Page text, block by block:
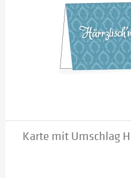
Karte mit Umschlag